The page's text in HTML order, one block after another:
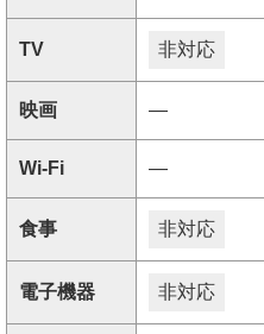
TV 非対応
映画 ―
Wi-Fi ―
食事 非対応
電子機器 非対応